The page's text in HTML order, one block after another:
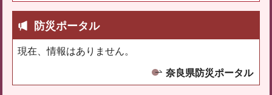
防災ポータル
現在、情報はありません。
奈良県防災ポータル